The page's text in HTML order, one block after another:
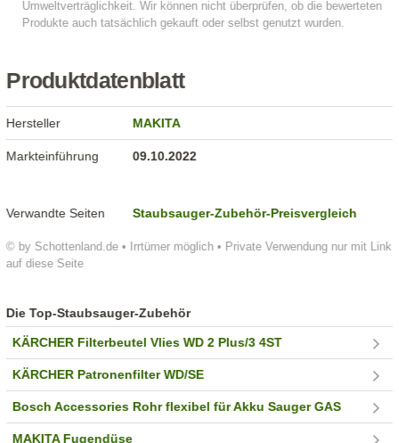
Produktdatenblatt
© by Schottenland.de • Irrtümer möglich • Private Verwendung nur mit Link
auf diese Seite
Hersteller MAKITA
Markteinführung 09.10.2022
Verwandte Seiten Staubsauger-Zubehör-Preisvergleich
Die Top-Staubsauger-Zubehör
KÄRCHER Filterbeutel Vlies WD 2 Plus/3 4ST
KÄRCHER Patronenfilter WD/SE
Bosch Accessories Rohr flexibel für Akku Sauger GAS
MAKITA Fugendüse